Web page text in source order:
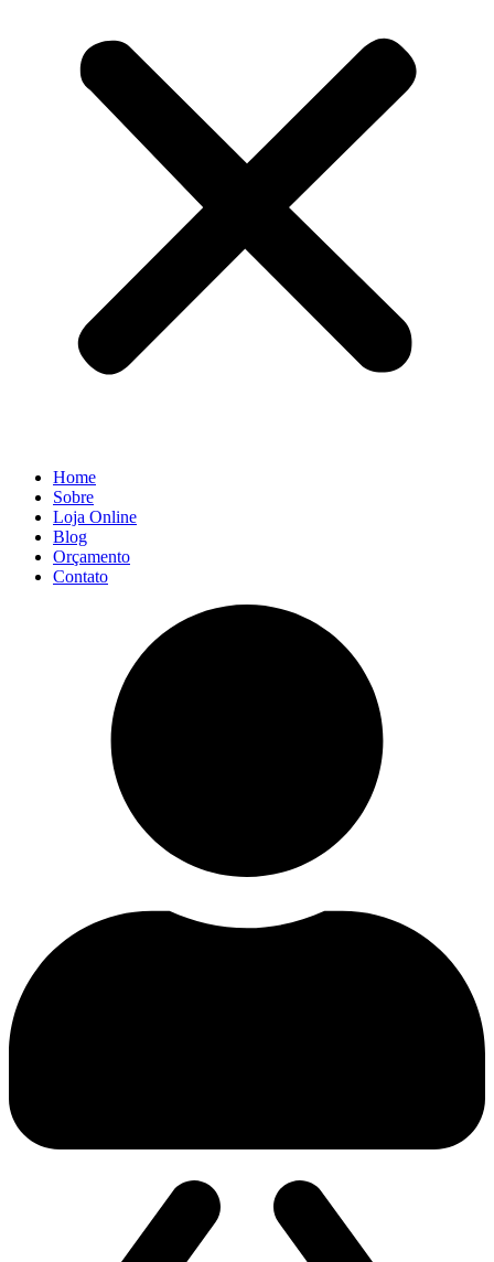
Home
Sobre
Loja Online
Blog
Orçamento
Contato